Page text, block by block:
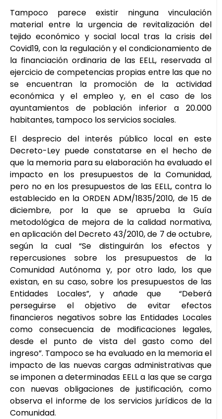
Tampoco parece existir ninguna vinculación
material entre la urgencia de revitalización del
tejido económico y social local tras la crisis del
Covid19, con la regulación y el condicionamiento de
la financiación ordinaria de las EELL, reservada al
ejercicio de competencias propias entre las que no
se encuentran la promoción de la actividad
económica y el empleo y, en el caso de los
ayuntamientos de población inferior a 20.000
habitantes, tampoco los servicios sociales.
El desprecio del interés público local en este
Decreto-Ley puede constatarse en el hecho de
que la memoria para su elaboración ha evaluado el
impacto en los presupuestos de la Comunidad,
pero no en los presupuestos de las EELL, contra lo
establecido en la ORDEN ADM/1835/2010, de 15 de
diciembre, por la que se aprueba la Guía
metodológica de mejora de la calidad normativa,
en aplicación del Decreto 43/2010, de 7 de octubre,
según la cual “Se distinguirán los efectos y
repercusiones sobre los presupuestos de la
Comunidad Autónoma y, por otro lado, los que
existan, en su caso, sobre los presupuestos de las
Entidades Locales”, y añade que “Deberá
perseguirse el objetivo de evitar efectos
financieros negativos sobre las Entidades Locales
como consecuencia de modificaciones legales,
desde el punto de vista del gasto como del
ingreso”. Tampoco se ha evaluado en la memoria el
impacto de las nuevas cargas administrativas que
se imponen a determinadas EELL a las que se carga
con nuevas obligaciones de justificación, como
observa el informe de los servicios jurídicos de la
Comunidad.